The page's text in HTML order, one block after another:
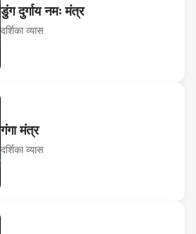
डुंग दुर्गाय नमः मंत्र
दर्शिका व्यास
गंगा मंत्र
दर्शिका व्यास